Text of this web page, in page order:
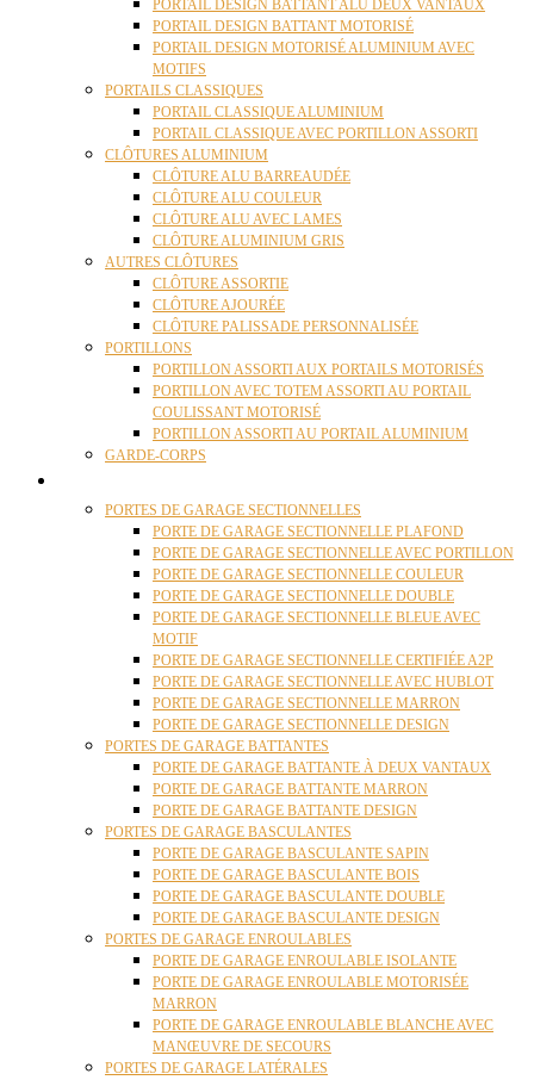
PORTAIL DESIGN BATTANT ALU DEUX VANTAUX
PORTAIL DESIGN BATTANT MOTORISÉ
PORTAIL DESIGN MOTORISÉ ALUMINIUM AVEC
MOTIFS
PORTAILS CLASSIQUES
PORTAIL CLASSIQUE ALUMINIUM
PORTAIL CLASSIQUE AVEC PORTILLON ASSORTI
CLÔTURES ALUMINIUM
CLÔTURE ALU BARREAUDÉE
CLÔTURE ALU COULEUR
CLÔTURE ALU AVEC LAMES
CLÔTURE ALUMINIUM GRIS
AUTRES CLÔTURES
CLÔTURE ASSORTIE
CLÔTURE AJOURÉE
CLÔTURE PALISSADE PERSONNALISÉE
PORTILLONS
PORTILLON ASSORTI AUX PORTAILS MOTORISÉS
PORTILLON AVEC TOTEM ASSORTI AU PORTAIL
COULISSANT MOTORISÉ
PORTILLON ASSORTI AU PORTAIL ALUMINIUM
GARDE-CORPS
PORTES DE GARAGE SECTIONNELLES
PORTE DE GARAGE SECTIONNELLE PLAFOND
PORTE DE GARAGE SECTIONNELLE AVEC PORTILLON
PORTE DE GARAGE SECTIONNELLE COULEUR
PORTE DE GARAGE SECTIONNELLE DOUBLE
PORTE DE GARAGE SECTIONNELLE BLEUE AVEC
MOTIF
PORTE DE GARAGE SECTIONNELLE CERTIFIÉE A2P
PORTE DE GARAGE SECTIONNELLE AVEC HUBLOT
PORTE DE GARAGE SECTIONNELLE MARRON
PORTE DE GARAGE SECTIONNELLE DESIGN
PORTES DE GARAGE BATTANTES
PORTE DE GARAGE BATTANTE À DEUX VANTAUX
PORTE DE GARAGE BATTANTE MARRON
PORTE DE GARAGE BATTANTE DESIGN
PORTES DE GARAGE BASCULANTES
PORTE DE GARAGE BASCULANTE SAPIN
PORTE DE GARAGE BASCULANTE BOIS
PORTE DE GARAGE BASCULANTE DOUBLE
PORTE DE GARAGE BASCULANTE DESIGN
PORTES DE GARAGE ENROULABLES
PORTE DE GARAGE ENROULABLE ISOLANTE
PORTE DE GARAGE ENROULABLE MOTORISÉE
MARRON
PORTE DE GARAGE ENROULABLE BLANCHE AVEC
MANŒUVRE DE SECOURS
PORTES DE GARAGE LATÉRALES